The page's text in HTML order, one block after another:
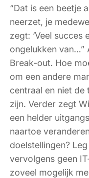
“Dat is een beetje
neerzet, je
zegt: ‘Veel succes
ongelukken van…”
Break-out. Hoe
om een andere
centraal en niet de
zijn. Verder zegt
een helder
naartoe
doelstellingen?
vervolgens geen
zoveel mogelijk